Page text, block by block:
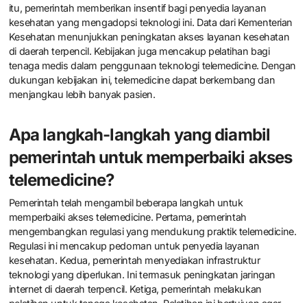
itu, pemerintah memberikan insentif bagi penyedia layanan
kesehatan yang mengadopsi teknologi ini. Data dari Kementerian
Kesehatan menunjukkan peningkatan akses layanan kesehatan
di daerah terpencil. Kebijakan juga mencakup pelatihan bagi
tenaga medis dalam penggunaan teknologi telemedicine. Dengan
dukungan kebijakan ini, telemedicine dapat berkembang dan
menjangkau lebih banyak pasien.
Apa langkah-langkah yang diambil
pemerintah untuk memperbaiki akses
telemedicine?
Pemerintah telah mengambil beberapa langkah untuk
memperbaiki akses telemedicine. Pertama, pemerintah
mengembangkan regulasi yang mendukung praktik telemedicine.
Regulasi ini mencakup pedoman untuk penyedia layanan
kesehatan. Kedua, pemerintah menyediakan infrastruktur
teknologi yang diperlukan. Ini termasuk peningkatan jaringan
internet di daerah terpencil. Ketiga, pemerintah melakukan